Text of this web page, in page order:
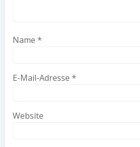
Name *
E-Mail-Adresse *
Website